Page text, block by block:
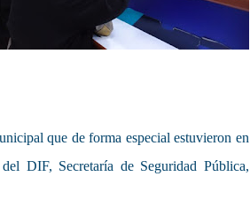
que de forma especial estuvieron en
DIF, Secretaría de Seguridad Pública,